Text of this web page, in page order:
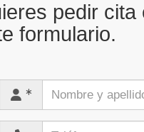
pedir cita
formulario.